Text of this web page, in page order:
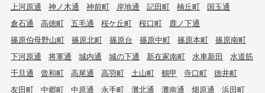
上河原通
神ノ木通 神前町 岸地通 記田町 楠丘町
国玉通
倉石通
高徳町 五毛通 桜ケ丘町 桜口町
鹿ノ下通
篠原伯母野山町
篠原北町 篠原台 篠原中町 篠原本町
篠原南町
下河原通
将軍通 城内通 城の下通 新在家南町 水車新田
水道筋
千旦通
曾和町 高尾通 高羽町 土山町 鶴甲 寺口町
徳井町
友田町
中郷町 中原通 永手町 灘北通 灘南通 畑原通
浜田町